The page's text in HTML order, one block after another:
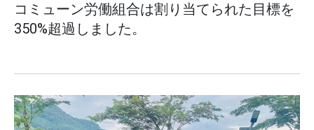
コミューン労働組合は割り当てられた目標を
350%超過しました。